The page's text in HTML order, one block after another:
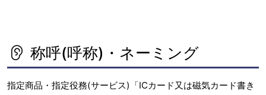
称呼(呼称)・ネーミング
指定商品・指定役務(サービス)「ICカード又は磁気カード書き